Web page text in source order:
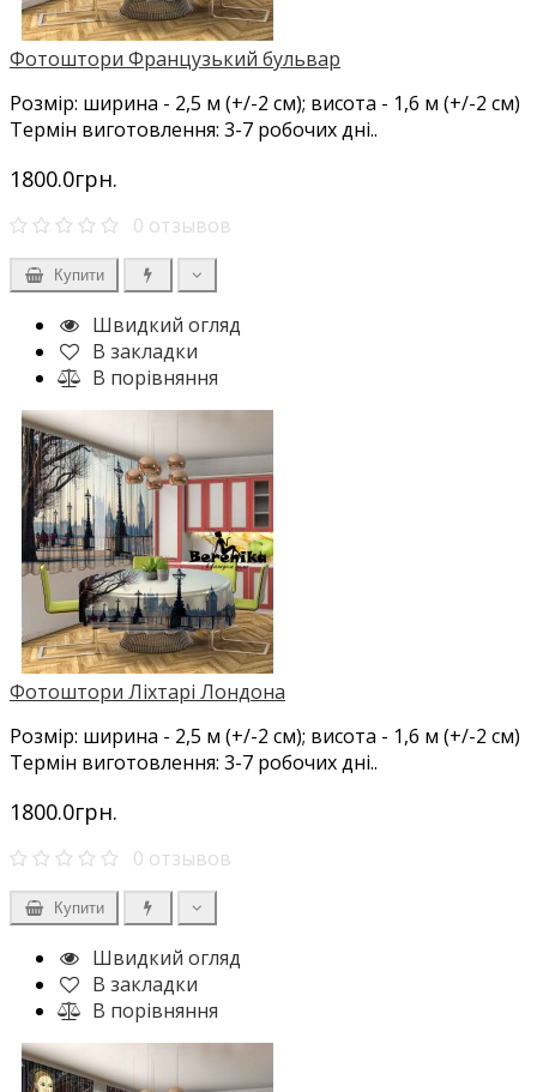
Фотоштори Французький бульвар
Розмір: ширина - 2,5 м (+/-2 см); висота - 1,6 м (+/-2 см)
Термін виготовлення: 3-7 робочих дні..
1800.0грн.
0 отзывов
Купити
Швидкий огляд
В закладки
В порівняння
Фотоштори Ліхтарі Лондона
Розмір: ширина - 2,5 м (+/-2 см); висота - 1,6 м (+/-2 см)
Термін виготовлення: 3-7 робочих дні..
1800.0грн.
0 отзывов
Купити
Швидкий огляд
В закладки
В порівняння